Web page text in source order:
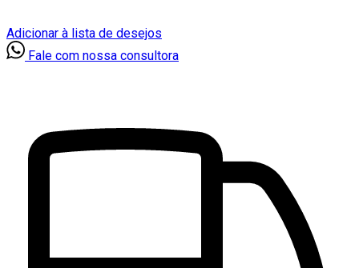
Adicionar à lista de desejos
Fale com nossa consultora